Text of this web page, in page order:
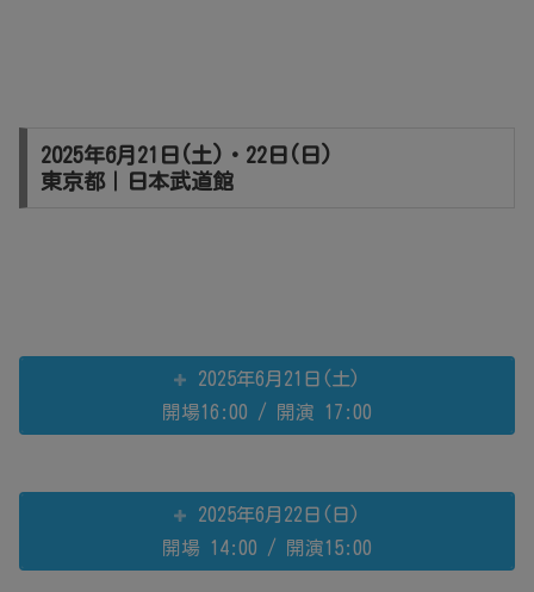
2025年6月21日(土)・22日(日)
東京都｜日本武道館
2025年6月21日(土)
開場16:00 / 開演 17:00
2025年6月22日(日)
開場 14:00 / 開演15:00